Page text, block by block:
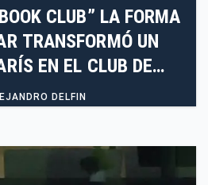
CLUB” LA FORMA
TRANSFORMÓ UN
EN EL CLUB DE
DELFIN